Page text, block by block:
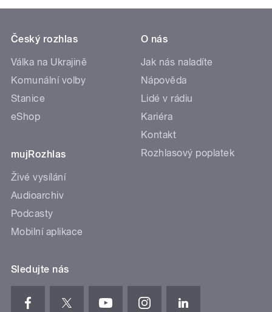
Český rozhlas
Válka na Ukrajině
Komunální volby
Stanice
eShop
mujRozhlas
Živé vysílání
Audioarchiv
Podcasty
Mobilní aplikace
O nás
Jak nás naladíte
Nápověda
Lidé v rádiu
Kariéra
Kontakt
Rozhlasový poplatek
Sledujte nás